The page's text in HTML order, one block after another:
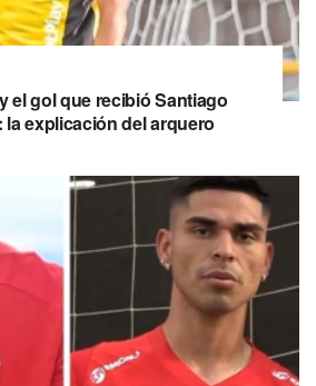
el gol que recibió Santiago
la explicación del arquero